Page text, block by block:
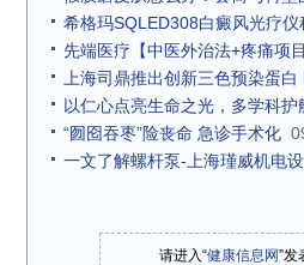
希格玛SQLED308白癜风光疗仪
先端医疗【中医外治法+疼痛项目
上海司鼎推出创新三色预染蛋白
以仁心点亮生命之光，多学科护
“囫囵吞枣”险丧命 急诊手术化
一文了解螺杆泵-上海瑾威机电设
请进入“健康信息网”发